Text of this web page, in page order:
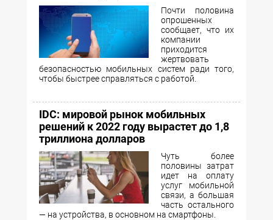
Почти половина
опрошенных
сообщает, что их
компании
приходится
жертвовать
безопасностью мобильных систем ради того,
чтобы быстрее справляться с работой.
IDC: мировой рынок мобильных
решений к 2022 году вырастет до 1,8
триллиона долларов
Чуть более
половины затрат
идет на оплату
услуг мобильной
связи, а большая
часть остального
— на устройства, в основном на смартфоны.